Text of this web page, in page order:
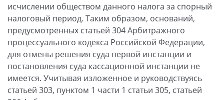
исчислении обществом данного налога за спорный
налоговый период. Таким образом, оснований,
предусмотренных статьей 304 Арбитражного
процессуального кодекса Российской Федерации,
для отмены решения суда первой инстанции и
постановления суда кассационной инстанции не
имеется. Учитывая изложенное и руководствуясь
статьей 303, пунктом 1 части 1 статьи 305, статьей